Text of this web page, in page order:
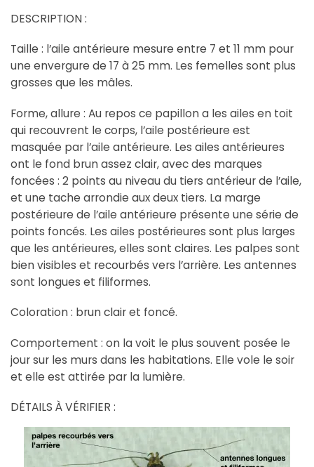
DESCRIPTION :
Taille : l’aile antérieure mesure entre 7 et 11 mm pour
une envergure de 17 à 25 mm. Les femelles sont plus
grosses que les mâles.
Forme, allure : Au repos ce papillon a les ailes en toit
qui recouvrent le corps, l’aile postérieure est
masquée par l’aile antérieure. Les ailes antérieures
ont le fond brun assez clair, avec des marques
foncées : 2 points au niveau du tiers antérieur de l’aile,
et une tache arrondie aux deux tiers. La marge
postérieure de l’aile antérieure présente une série de
points foncés. Les ailes postérieures sont plus larges
que les antérieures, elles sont claires. Les palpes sont
bien visibles et recourbés vers l’arrière. Les antennes
sont longues et filiformes.
Coloration : brun clair et foncé.
Comportement : on la voit le plus souvent posée le
jour sur les murs dans les habitations. Elle vole le soir
et elle est attirée par la lumière.
DÉTAILS À VÉRIFIER :